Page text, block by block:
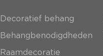
Decoratief behang
Behangbenodigdheden
Raamdecoratie